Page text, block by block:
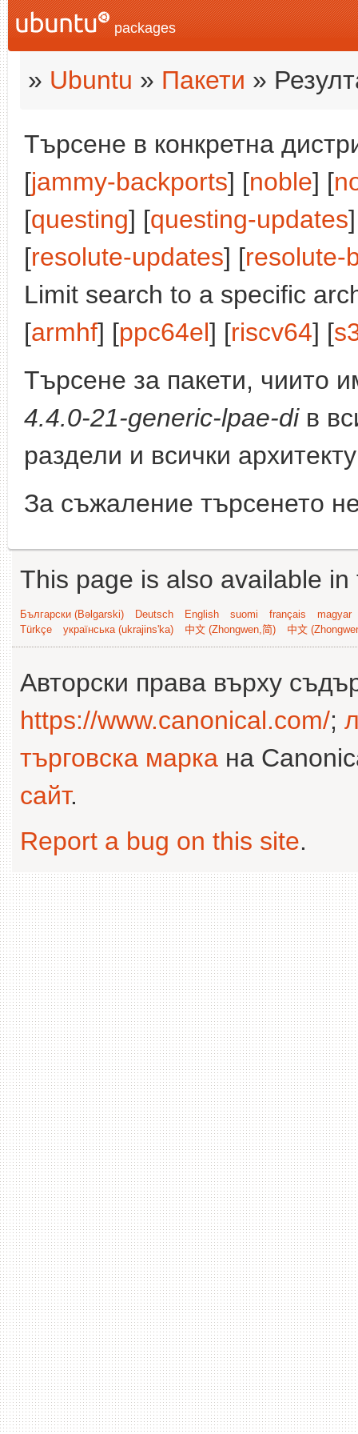
packages
» Ubuntu » Пакети »
Търсене в конкретна
[jammy-backports] [noble] [
[questing] [questing-updates
[resolute-updates] [resolute-
Limit search to a specific
[armhf] [ppc64el] [riscv64] [
Търсене за пакети, чиито
4.4.0-21-generic-lpae-diв
раздели и всички
За съжаление търсенето
This page is also available
Български (Bəlgarski) Deutsch English suomi français
magyar
Türkçe
українська (ukrajins'ka) 中文 (Zhongwen,简) 中文
Авторски права върху
https://www.canonical.com/;
търговска марка на
сайт.
Report a bug on this site.